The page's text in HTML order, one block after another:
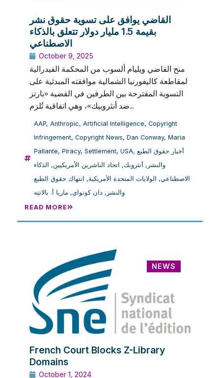
القاضي يوافق على تسوية حقوق نشر
بقيمة 1.5 مليار دولار تتعلق بالذكاء
الاصطناعي
October 9, 2025
منح القاضي ويليام ألسوب من المحكمة الفيدرالية
لمقاطعة كاليفورنيا الشمالية موافقته المبدئية على
التسوية المقترحة بين الطرفين في القضية «بارتز
ضد أنثروبيك»، وهي اتفاقية تُلزم...
AAP, Anthropic, Artificial Intelligence, Copyright
Infringement, Copyright News, Dan Conway, Maria
Pallante, Piracy, Settlement, USA, أخبار حقوق الطبع
والنشر , أنثروبك, اتحاد الناشرين الأمريكيين, الذكاء
الاصطناعي, الولايات المتحدة الأمريكية, انتهاك حقوق الطبع
والنشر , دان كونواي, ماريا أ. بالانتِه
READ MORE
NEWS
French Court Blocks Z-Library
Domains
October 1, 2024